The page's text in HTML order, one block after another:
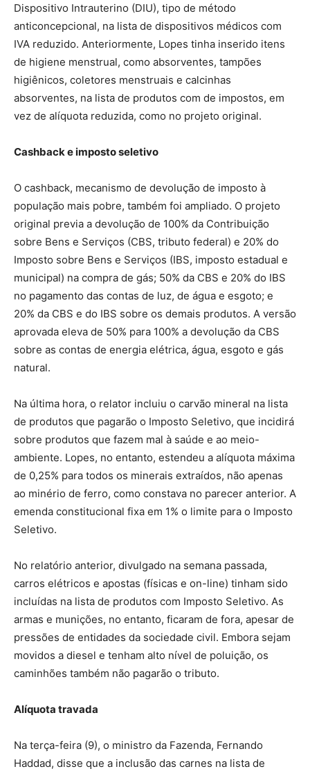
Dispositivo Intrauterino (DIU), tipo de método
anticoncepcional, na lista de dispositivos médicos com
IVA reduzido. Anteriormente, Lopes tinha inserido itens
de higiene menstrual, como absorventes, tampões
higiênicos, coletores menstruais e calcinhas
absorventes, na lista de produtos com de impostos, em
vez de alíquota reduzida, como no projeto original.
Cashback e imposto seletivo
O cashback, mecanismo de devolução de imposto à
população mais pobre, também foi ampliado. O projeto
original previa a devolução de 100% da Contribuição
sobre Bens e Serviços (CBS, tributo federal) e 20% do
Imposto sobre Bens e Serviços (IBS, imposto estadual e
municipal) na compra de gás; 50% da CBS e 20% do IBS
no pagamento das contas de luz, de água e esgoto; e
20% da CBS e do IBS sobre os demais produtos. A versão
aprovada eleva de 50% para 100% a devolução da CBS
sobre as contas de energia elétrica, água, esgoto e gás
natural.
Na última hora, o relator incluiu o carvão mineral na lista
de produtos que pagarão o Imposto Seletivo, que incidirá
sobre produtos que fazem mal à saúde e ao meio-
ambiente. Lopes, no entanto, estendeu a alíquota máxima
de 0,25% para todos os minerais extraídos, não apenas
ao minério de ferro, como constava no parecer anterior. A
emenda constitucional fixa em 1% o limite para o Imposto
Seletivo.
No relatório anterior, divulgado na semana passada,
carros elétricos e apostas (físicas e on-line) tinham sido
incluídas na lista de produtos com Imposto Seletivo. As
armas e munições, no entanto, ficaram de fora, apesar de
pressões de entidades da sociedade civil. Embora sejam
movidos a diesel e tenham alto nível de poluição, os
caminhões também não pagarão o tributo.
Alíquota travada
Na terça-feira (9), o ministro da Fazenda, Fernando
Haddad, disse que a inclusão das carnes na lista de